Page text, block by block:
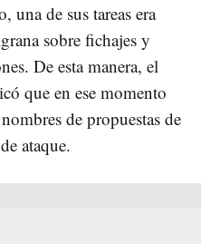
una de sus tareas era
sobre fichajes y
De esta manera, el
que en ese momento
de propuestas de
ataque.